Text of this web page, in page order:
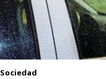
Sociedad